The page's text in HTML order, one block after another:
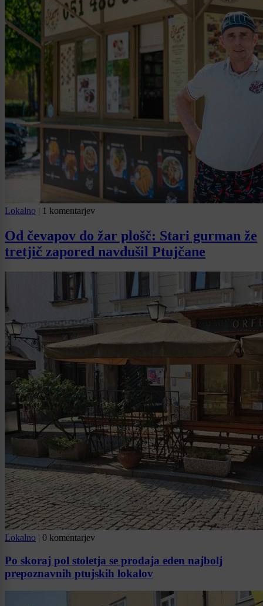
Lokalno | 1 komentarjev
Od čevapov do žar plošč: Stari gurman že
tretjič zapored navdušil Ptujčane
Lokalno | 0 komentarjev
Po skoraj pol stoletja se prodaja eden najbolj
prepoznavnih ptujskih lokalov